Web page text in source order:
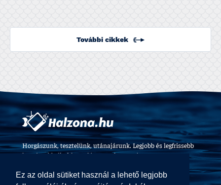
Ez az oldal sütiket használ a lehető legjobb
További cikkek
Horgászunk, tesztelünk, utánajárunk. Legjobb és legfrissebb